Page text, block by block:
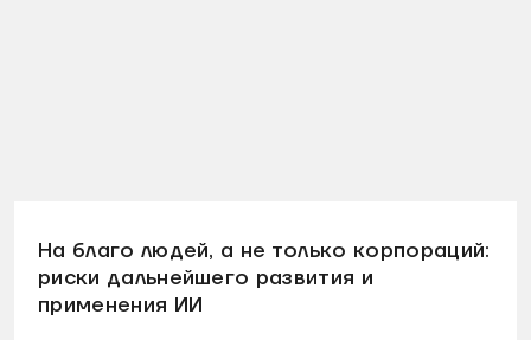
На благо людей, а не только корпораций:
риски дальнейшего развития и
применения ИИ